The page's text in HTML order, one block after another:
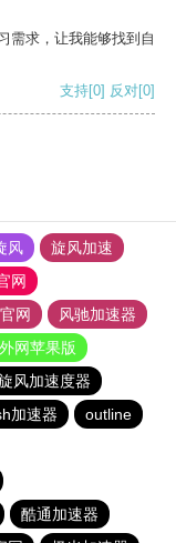
需求，让我能够找到自
支持[0] 反对[0]
风
旋风加速
网
网
风驰加速器
网苹果版
风加速度器
加速器
outline
酷通加速器